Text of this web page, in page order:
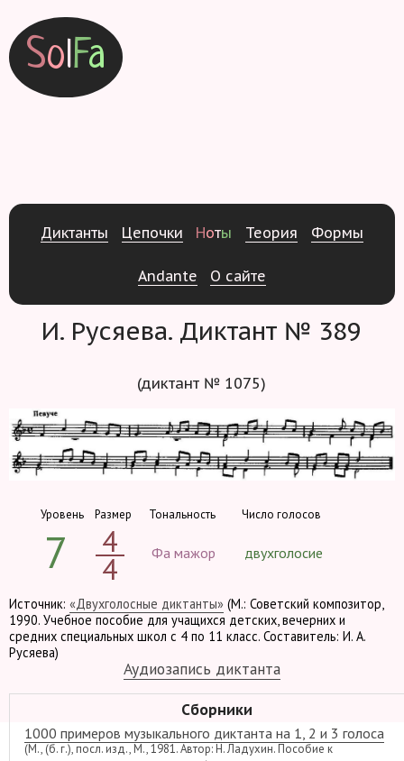
SolFa
Диктанты Цепочки Ноты Теория Формы
Andante О сайте
И. Русяева. Диктант № 389
(диктант № 1075)
Уровень
7
Размер
4
4
Тональность
Фа мажор
Число голосов
двухголосие
Источник: «Двухголосные диктанты» (М.: Советский композитор,
1990. Учебное пособие для учащихся детских, вечерних и
средних специальных школ с 4 по 11 класс. Составитель: И. А.
Русяева)
Аудиозапись диктанта
Сборники
1000 примеров музыкального диктанта на 1, 2 и 3 голоса
(М., (б. г.), посл. изд., М., 1981. Автор: Н. Ладухин. Пособие к